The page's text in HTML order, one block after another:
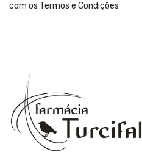
com os Termos e Condições